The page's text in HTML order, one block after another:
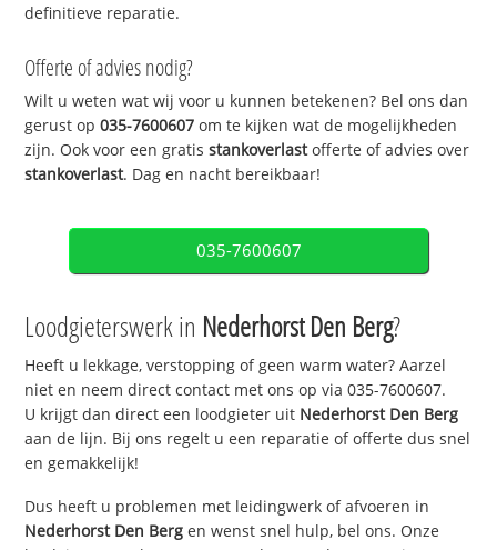
definitieve reparatie.
Offerte of advies nodig?
Wilt u weten wat wij voor u kunnen betekenen? Bel ons dan
gerust op035-7600607 om te kijken wat de mogelijkheden
zijn. Ook voor een gratisstankoverlastofferte of advies over
stankoverlast. Dag en nacht bereikbaar!
035-7600607
Loodgieterswerk in Nederhorst Den Berg?
Heeft u lekkage, verstopping of geen warm water? Aarzel
niet en neem direct contact met ons op via 035-7600607.
U krijgt dan direct een loodgieter uit Nederhorst Den Berg
aan de lijn. Bij ons regelt u een reparatie of offerte dus snel
en gemakkelijk!
Dus heeft u problemen met leidingwerk of afvoeren in
Nederhorst Den Berg en wenst snel hulp, bel ons. Onze